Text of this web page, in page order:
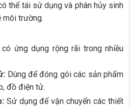
thể tái sử dụng và phân hủy sinh
môi trường.
ứng dụng rộng rãi trong nhiều
Dùng để đóng gói các sản phẩm
đồ điện tử.
Sử dụng để vận chuyển các thiết